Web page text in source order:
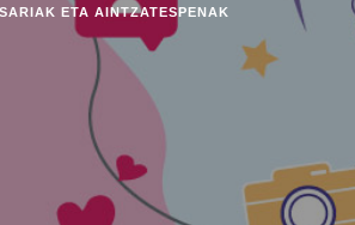
SARIAK ETA AINTZATESPENAK